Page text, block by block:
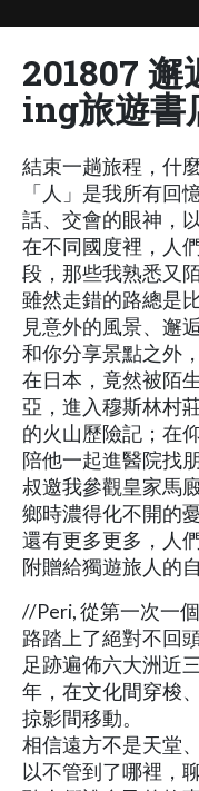
201807 邂
ing旅遊書
結束一趟旅程，什
「人」是我所有回
話、交會的眼神，
在不同國度裡，人
段，那些我熟悉又
雖然走錯的路總是
見意外的風景、邂
和你分享景點之外
在日本，竟然被陌
亞，進入穆斯林村
的火山歷險記；在
陪他一起進醫院找
叔邀我參觀皇家馬
鄉時濃得化不開的
還有更多更多，人
附贈給獨遊旅人的
//Peri, 從第一次一
路踏上了絕對不回頭
足跡遍佈六大洲近
年，在文化間穿梭
掠影間移動。
相信遠方不是天堂
以不管到了哪裡，